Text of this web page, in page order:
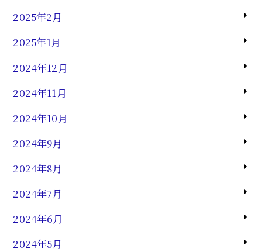
2025年2月
2025年1月
2024年12月
2024年11月
2024年10月
2024年9月
2024年8月
2024年7月
2024年6月
2024年5月